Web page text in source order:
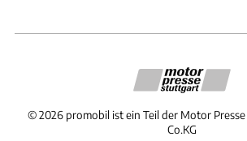
©2026 promobil ist ein Teil der Motor
Co.KG